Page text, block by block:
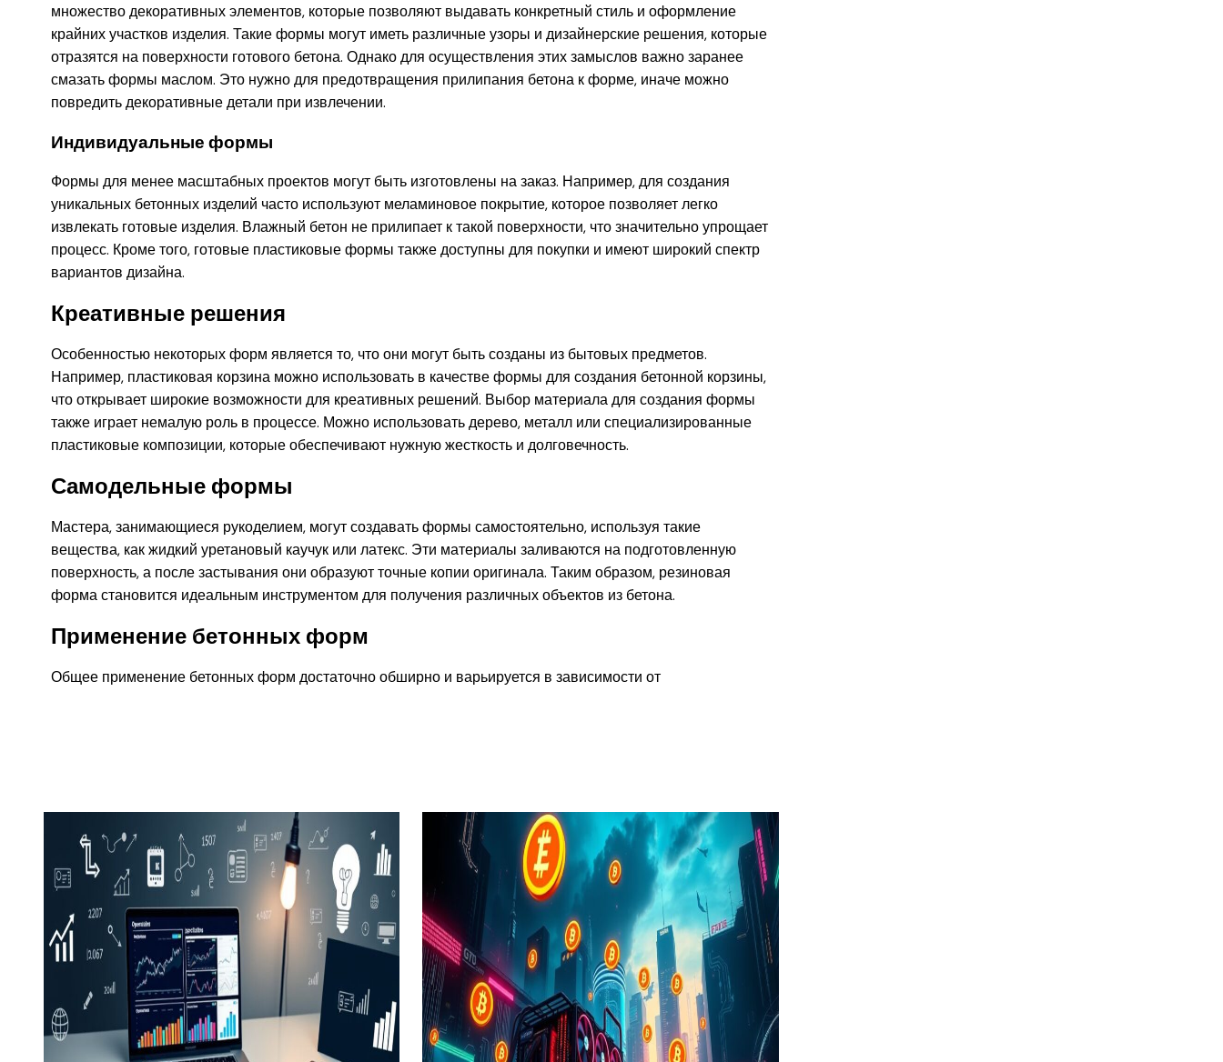
множество декоративных элементов, которые позволяют выдавать конкретный стиль и оформление
крайних участков изделия. Такие формы могут иметь различные узоры и дизайнерские решения, которые
отразятся на поверхности готового бетона. Однако для осуществления этих замыслов важно заранее
смазать формы маслом. Это нужно для предотвращения прилипания бетона к форме, иначе можно
повредить декоративные детали при извлечении.
Индивидуальные формы
Формы для менее масштабных проектов могут быть изготовлены на заказ. Например, для создания
уникальных бетонных изделий часто используют меламиновое покрытие, которое позволяет легко
извлекать готовые изделия. Влажный бетон не прилипает к такой поверхности, что значительно упрощает
процесс. Кроме того, готовые пластиковые формы также доступны для покупки и имеют широкий спектр
вариантов дизайна.
Креативные решения
Особенностью некоторых форм является то, что они могут быть созданы из бытовых предметов.
Например, пластиковая корзина можно использовать в качестве формы для создания бетонной корзины,
что открывает широкие возможности для креативных решений. Выбор материала для создания формы
также играет немалую роль в процессе. Можно использовать дерево, металл или специализированные
пластиковые композиции, которые обеспечивают нужную жесткость и долговечность.
Самодельные формы
Мастера, занимающиеся рукоделием, могут создавать формы самостоятельно, используя такие
вещества, как жидкий уретановый каучук или латекс. Эти материалы заливаются на подготовленную
поверхность, а после застывания они образуют точные копии оригинала. Таким образом, резиновая
форма становится идеальным инструментом для получения различных объектов из бетона.
Применение бетонных форм
Общее применение бетонных форм достаточно обширно и варьируется в зависимости от